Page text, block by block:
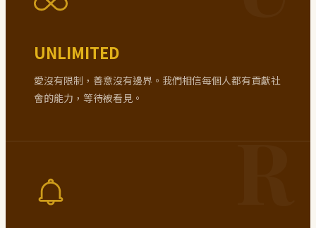
UNLIMITED
愛沒有限制，善意沒有邊界。我們相信每個人都有貢獻社
會的能力，等待被看見。